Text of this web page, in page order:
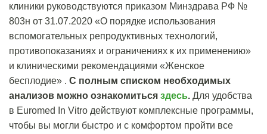
клиники руководствуются приказом Минздрава РФ №
803н от 31.07.2020 «О порядке использования
вспомогательных репродуктивных технологий,
противопоказаниях и ограничениях к их применению»
и клиническими рекомендациями «Женское
бесплодие» . С полным списком необходимых
анализов можно ознакомиться здесь. Для удобства
в Euromed In Vitro действуют комплексные программы,
чтобы вы могли быстро и с комфортом пройти все